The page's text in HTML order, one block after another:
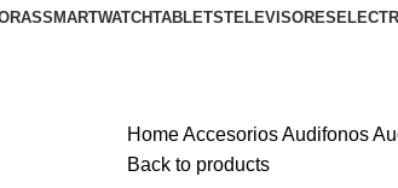
SMARTWATCHTABLETSTELEVISORES
HomeAccesoriosAudifonos
Back to products